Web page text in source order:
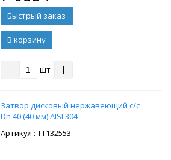
В корзину
шт
Затвор дисковый нержавеющий с/с
Dn 40 (40 мм) AISI 304
: ТТ132553